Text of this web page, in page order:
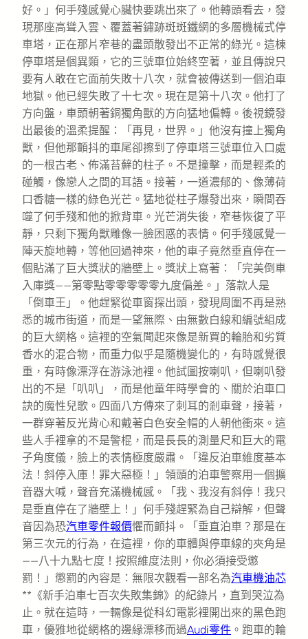
好。」何手殘感覺心臟快要跳出來了。他轉頭看去，發
現那座高聳入雲、覆蓋著鏽跡斑斑鐵網的多層機械式停
車塔，正在那片窄巷的盡頭散發出不正常的綠光。這棟
停車塔是個異類，它的三號車位始終空著，並且傳說只
要有人敢在它面前失敗十八次，就會被傳送到一個泊車
地獄。他已經失敗了十七次。現在是第十八次。他打了
方向盤，車頭朝著銅獨角獸的方向猛地偏轉。後視鏡發
出最後的溫柔提醒：「再見，世界。」他沒有撞上獨角
獸，但他那顫抖的車尾卻擦到了停車塔三號車位入口處
的一根古老、佈滿苔蘚的柱子。不是撞擊，而是輕柔的
碰觸，像戀人之間的耳語。接著，一道濃郁的、像薄荷
口香糖一樣的綠色光芒。猛地從柱子爆發出來，瞬間吞
噬了何手殘和他的掀背車。光芒消失後，窄巷恢復了平
靜，只剩下獨角獸雕像一臉困惑的表情。何手殘感覺一
陣天旋地轉，等他回過神來，他的車子竟然垂直停在一
個貼滿了巨大獎狀的牆壁上。獎狀上寫著：「完美倒車
入庫獎——第零點零零零零零九度偏差。」落款人是
「倒車王」。他趕緊從車窗探出頭，發現周圍不再是熟
悉的城市街道，而是一望無際、由無數白線和編號組成
的巨大網格。這裡的空氣聞起來像是新買的輪胎和劣質
香水的混合物，而重力似乎是隨機變化的，有時感覺很
重，有時像漂浮在游泳池裡。他試圖按喇叭，但喇叭發
出的不是「叭叭」，而是他童年時學會的、關於泊車口
訣的魔性兒歌。四面八方傳來了刺耳的剎車聲，接著，
一群穿著反光背心和戴著白色安全帽的人朝他衝來。這
些人手裡拿的不是警棍，而是長長的測量尺和巨大的電
子角度儀，臉上的表情極度嚴肅。「違反泊車維度基本
法！斜停入庫！罪大惡極！」領頭的泊車警察用一個擴
音器大喊，聲音充滿機械感。「我、我沒有斜停！我只
是垂直停在了牆壁上！」何手殘趕緊為自己辯解，但聲
音因為恐汽車零件報價懼而顫抖。「垂直泊車？那是在
第三次元的行為，在這裡，你的車體與停車線的夾角是
——八十九點七度！按照維度法則，你必須接受懲
罰！」懲罰的內容是：無限次觀看一部名為汽車機油芯
**《新手泊車七百次失敗集錦》的紀錄片，直到哭泣為
止。就在這時，一輛像是從科幻電影裡開出來的黑色跑
車，優雅地從網格的邊緣漂移而過Audi零件 。跑車的輪